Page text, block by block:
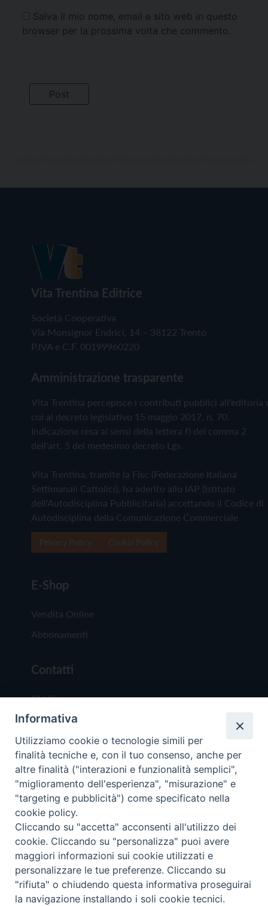
Salva il mio nome, email e sito web in questo
browser per la prossima volta che commento.
Vita Trentina Editrice
Società Cooperativa
Via Monsignor Endrici, 14 – 38122 Trento
P.IVA e C.F. 00199960220
Amministrazione trasparente
Vita Trentina percepisce i contributi pubblici all'editoria
cui al decreto legislativo 15 maggio 2017, n. 70.
Indicazione resa ai sensi della lettera f) del comma 2
dell'art. 5 del medesimo decreto Lgs.
Vita Trentina, tramite la Fisc (Federazione Italiana
Settimanali Cattolici), ha aderito allo IAP (Istituto
dell'Autodisciplina Pubblicitaria) accettando il Codice di
Autodisciplina della Comunicazione Commerciale
E-Shop
Vendita Online
Abbonamenti
Contatti
Chi Siamo
Redazione
Scrivici
Copyright © 2019 - Tutti i diritti riservati - Vita
Trentina Editrice
Privacy Policy
Torna
Informativa
Utilizziamo cookie o tecnologie simili per
finalità tecniche e, con il tuo consenso, anche per
altre finalità ("interazioni e funzionalità semplici",
"miglioramento dell'esperienza", "misurazione" e
"targeting e pubblicità") come specificato nella
cookie policy.
Cliccando su "accetta" acconsenti all'utilizzo dei
cookie. Cliccando su "personalizza" puoi avere
maggiori informazioni sui cookie utilizzati e
personalizzare le tue preferenze. Cliccando su
"rifiuta" o chiudendo questa informativa proseguirai
la navigazione installando i soli cookie tecnici.